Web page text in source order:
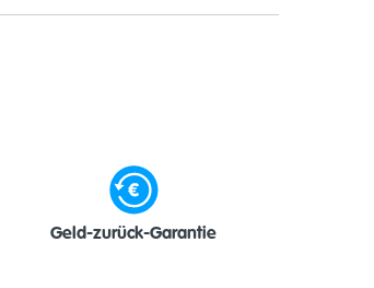
Geld-zurück-Garantie